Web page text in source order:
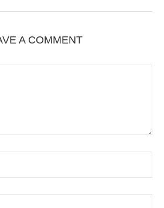
A COMMENT